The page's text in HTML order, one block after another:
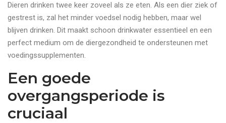
Dieren drinken twee keer zoveel als ze eten. Als een dier ziek of
gestrest is, zal het minder voedsel nodig hebben, maar wel
blijven drinken. Dit maakt schoon drinkwater essentieel en een
perfect medium om de diergezondheid te ondersteunen met
voedingssupplementen.
Een goede
overgangsperiode is
cruciaal